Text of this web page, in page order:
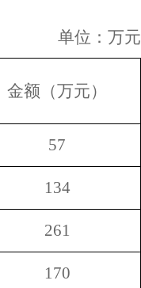
单位：万元
金额（万元）
57
134
261
170